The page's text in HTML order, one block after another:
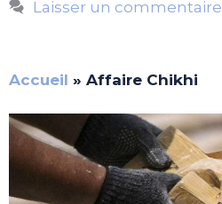
Laisser un commentaire
Accueil » Affaire Chikhi